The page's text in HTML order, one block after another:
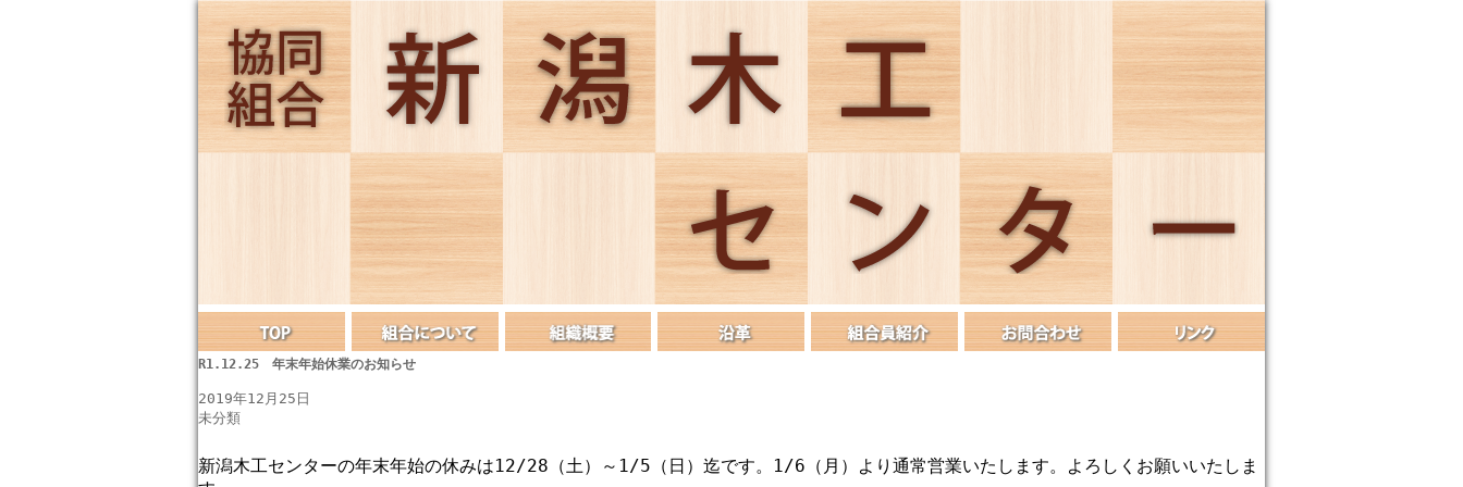
R1.12.25 年末年始休業のお知らせ
2019年12月25日
未分類
新潟木工センターの年末年始の休みは12/28（土）～1/5（日）迄です。1/6（月）より通常営業いたします。よろしくお願いいたしま